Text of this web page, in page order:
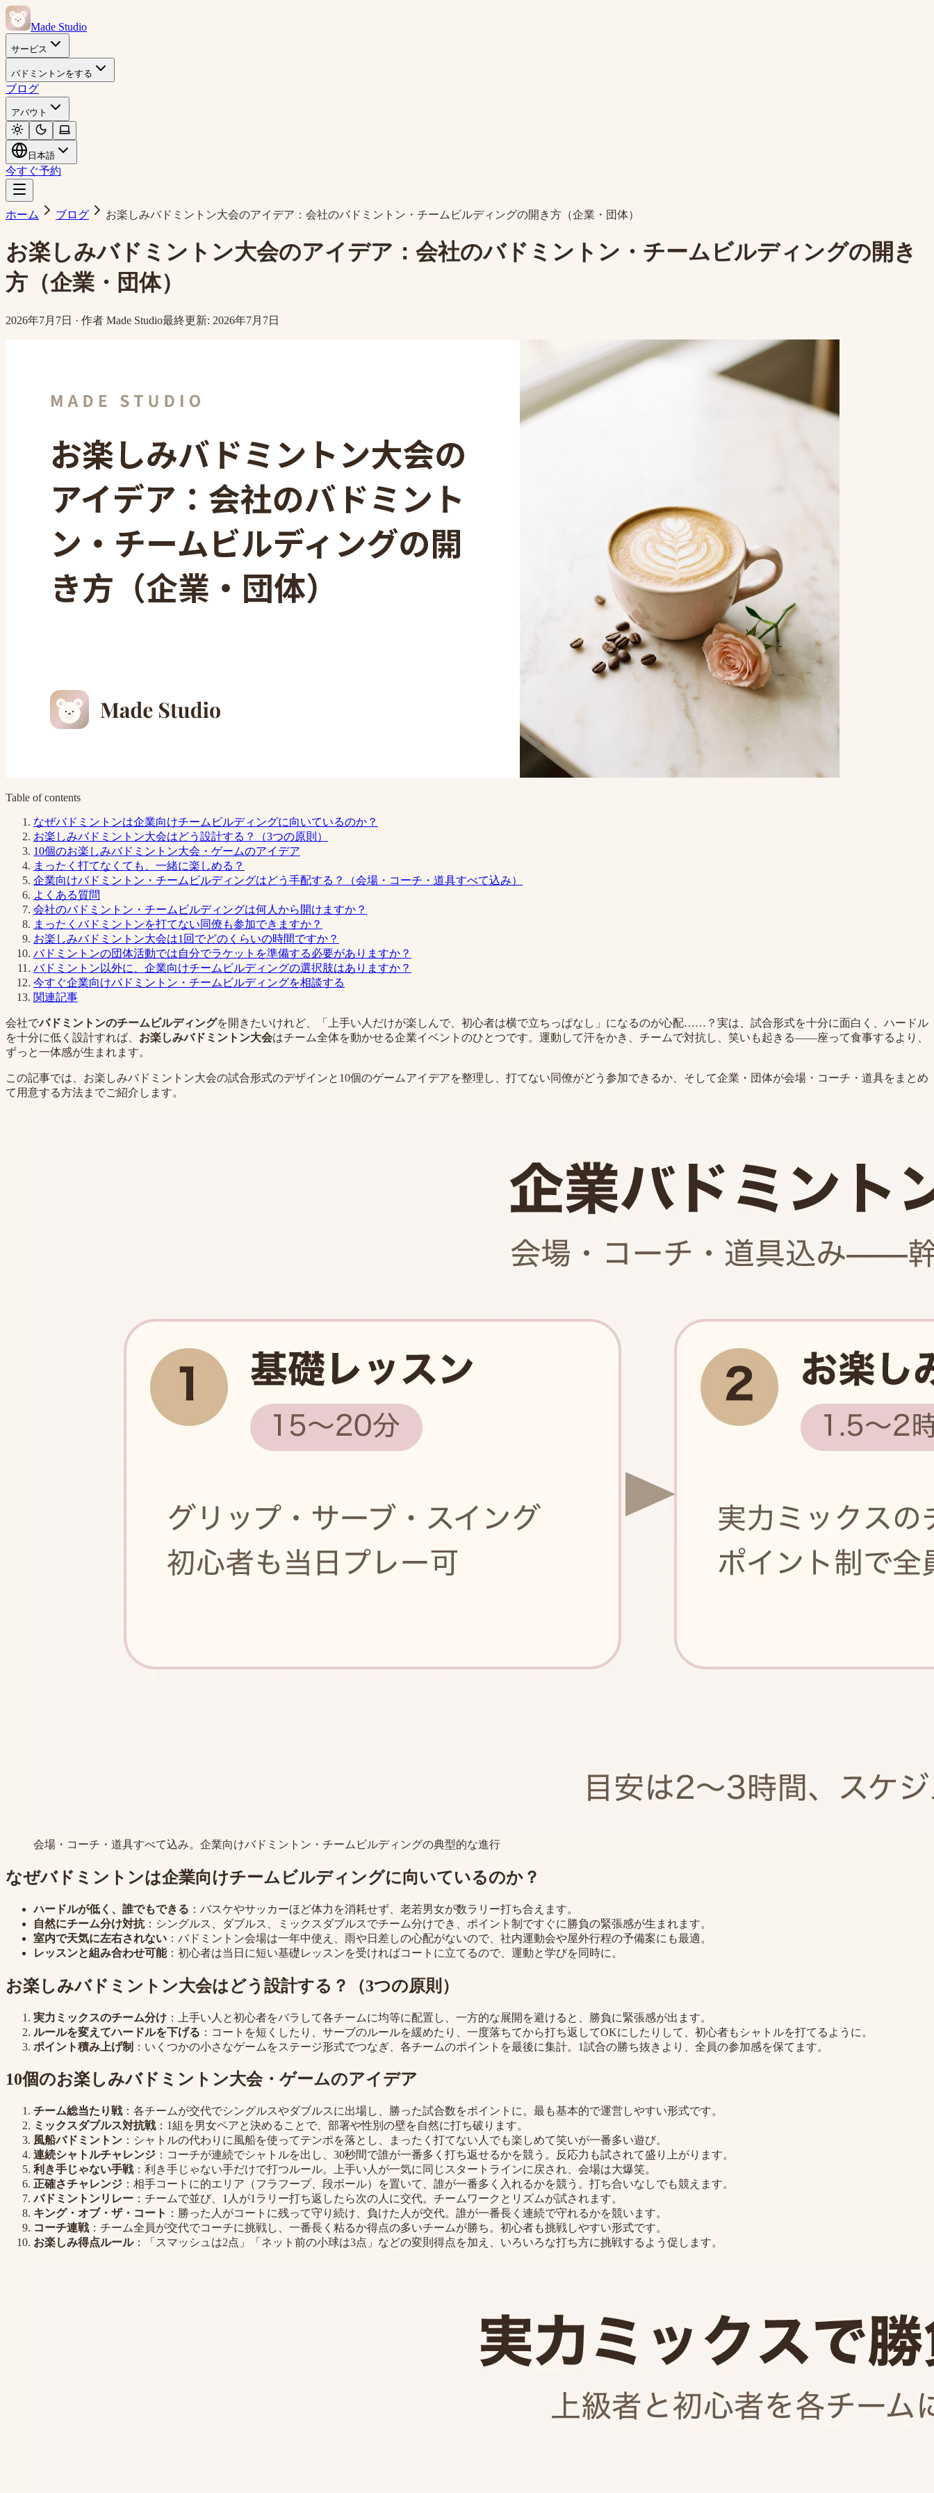
Made Studio
サービス
バドミントンをする
ブログ
アバウト
日本語
今すぐ予約
ホーム ブログ お楽しみバドミントン大会のアイデア：会社のバドミントン・チームビルディングの開き方（企業・団体）
お楽しみバドミントン大会のアイデア：会社のバドミントン・チームビルディングの開き
方（企業・団体）
2026年7月7日 · 作者 Made Studio最終更新: 2026年7月7日
Table of contents
なぜバドミントンは企業向けチームビルディングに向いているのか？
お楽しみバドミントン大会はどう設計する？（3つの原則）
10個のお楽しみバドミントン大会・ゲームのアイデア
まったく打てなくても、一緒に楽しめる？
企業向けバドミントン・チームビルディングはどう手配する？（会場・コーチ・道具すべて込み）
よくある質問
会社のバドミントン・チームビルディングは何人から開けますか？
まったくバドミントンを打てない同僚も参加できますか？
お楽しみバドミントン大会は1回でどのくらいの時間ですか？
バドミントンの団体活動では自分でラケットを準備する必要がありますか？
バドミントン以外に、企業向けチームビルディングの選択肢はありますか？
今すぐ企業向けバドミントン・チームビルディングを相談する
関連記事
会社でバドミントンのチームビルディングを開きたいけれど、「上手い人だけが楽しんで、初心者は横で立ちっぱなし」になるのが心配……？実は、試合形式を十分に面白く、ハードル
を十分に低く設計すれば、 お楽しみバドミントン大会はチーム全体を動かせる企業イベントのひとつです。運動して汗をかき、チームで対抗し、笑いも起きる——座って食事するより、
ずっと一体感が生まれます。
この記事では、お楽しみバドミントン大会の試合形式のデザインと10個のゲームアイデアを整理し、打てない同僚がどう参加できるか、そして企業・団体が会場・コーチ・道具をまとめ
て用意する方法までご紹介します。
会場・コーチ・道具すべて込み。企業向けバドミントン・チームビルディングの典型的な進行
なぜバドミントンは企業向けチームビルディングに向いているのか？
ハードルが低く、誰でもできる ：バスケやサッカーほど体力を消耗せず、老若男女が数ラリー打ち合えます。
自然にチーム分け対抗：シングルス、ダブルス、ミックスダブルスでチーム分けでき、ポイント制ですぐに勝負の緊張感が生まれます。
室内で天気に左右されない ：バドミントン会場は一年中使え、雨や日差しの心配がないので、社内運動会や屋外行程の予備案にも最適。
レッスンと組み合わせ可能：初心者は当日に短い基礎レッスンを受ければコートに立てるので、運動と学びを同時に。
お楽しみバドミントン大会はどう設計する？（3つの原則）
実力ミックスのチーム分け ：上手い人と初心者をバラして各チームに均等に配置し、一方的な展開を避けると、勝負に緊張感が出ます。
ルールを変えてハードルを下げる ：コートを短くしたり、サーブのルールを緩めたり、一度落ちてから打ち返してOKにしたりして、初心者もシャトルを打てるように。
ポイント積み上げ制 ：いくつかの小さなゲームをステージ形式でつなぎ、各チームのポイントを最後に集計。1試合の勝ち抜きより、全員の参加感を保てます。
10個のお楽しみバドミントン大会・ゲームのアイデア
チーム総当たり戦：各チームが交代でシングルスやダブルスに出場し、勝った試合数をポイントに。最も基本的で運営しやすい形式です。
ミックスダブルス対抗戦：1組を男女ペアと決めることで、部署や性別の壁を自然に打ち破ります。
風船バドミントン ：シャトルの代わりに風船を使ってテンポを落とし、まったく打てない人でも楽しめて笑いが一番多い遊び。
連続シャトルチャレンジ ：コーチが連続でシャトルを出し、30秒間で誰が一番多く打ち返せるかを競う。反応力も試されて盛り上がります。
利き手じゃない手戦：利き手じゃない手だけで打つルール。上手い人が一気に同じスタートラインに戻され、会場は大爆笑。
正確さチャレンジ ：相手コートに的エリア（フラフープ、段ボール）を置いて、誰が一番多く入れるかを競う。打ち合いなしでも競えます。
バドミントンリレー ：チームで並び、1人が1ラリー打ち返したら次の人に交代。チームワークとリズムが試されます。
キング・オブ・ザ・コート ：勝った人がコートに残って守り続け、負けた人が交代。誰が一番長く連続で守れるかを競います。
コーチ連戦：チーム全員が交代でコーチに挑戦し、一番長く粘るか得点の多いチームが勝ち。初心者も挑戦しやすい形式です。
お楽しみ得点ルール：「スマッシュは2点」「ネット前の小球は3点」などの変則得点を加え、いろいろな打ち方に挑戦するよう促します。